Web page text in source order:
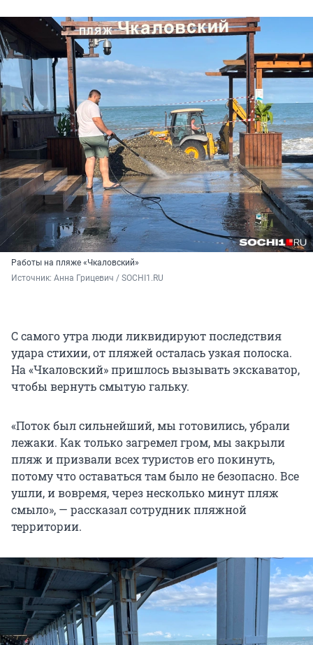
Работы на пляже «Чкаловский»
Источник: Анна Грицевич / SOCHI1.RU
С самого утра люди ликвидируют последствия
удара стихии, от пляжей осталась узкая полоска.
На «Чкаловский» пришлось вызывать экскаватор,
чтобы вернуть смытую гальку.
«Поток был сильнейший, мы готовились, убрали
лежаки. Как только загремел гром, мы закрыли
пляж и призвали всех туристов его покинуть,
потому что оставаться там было не безопасно. Все
ушли, и вовремя, через несколько минут пляж
смыло», — рассказал сотрудник пляжной
территории.